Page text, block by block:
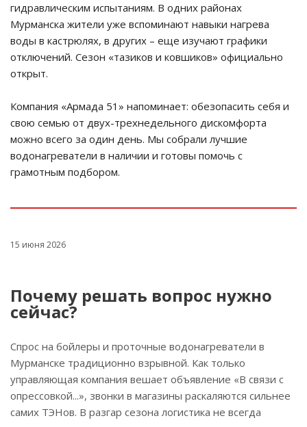
гидравлическим испытаниям. В одних районах
Мурманска жители уже вспоминают навыки нагрева
воды в кастрюлях, в других – еще изучают графики
отключений. Сезон «тазиков и ковшиков» официально
открыт.
Компания «Армада 51» напоминает: обезопасить себя и
свою семью от двух-трехнедельного дискомфорта
можно всего за один день. Мы собрали лучшие
водонагреватели в наличии и готовы помочь с
грамотным подбором.
15 июня 2026
Почему решать вопрос нужно
сейчас?
Спрос на бойлеры и проточные водонагреватели в
Мурманске традиционно взрывной. Как только
управляющая компания вешает объявление «В связи с
опрессовкой...», звонки в магазины раскаляются сильнее
самих ТЭНов. В разгар сезона логистика не всегда